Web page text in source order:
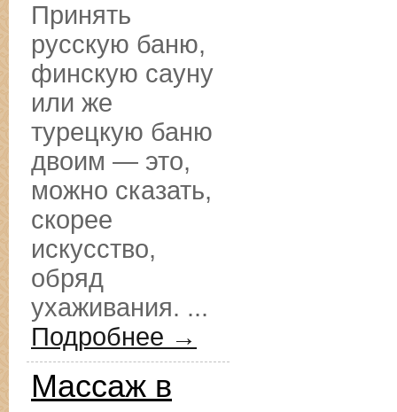
Принять
русскую баню,
финскую сауну
или же
турецкую баню
двоим — это,
можно сказать,
скорее
искусство,
обряд
ухаживания. ...
Подробнее →
Массаж в